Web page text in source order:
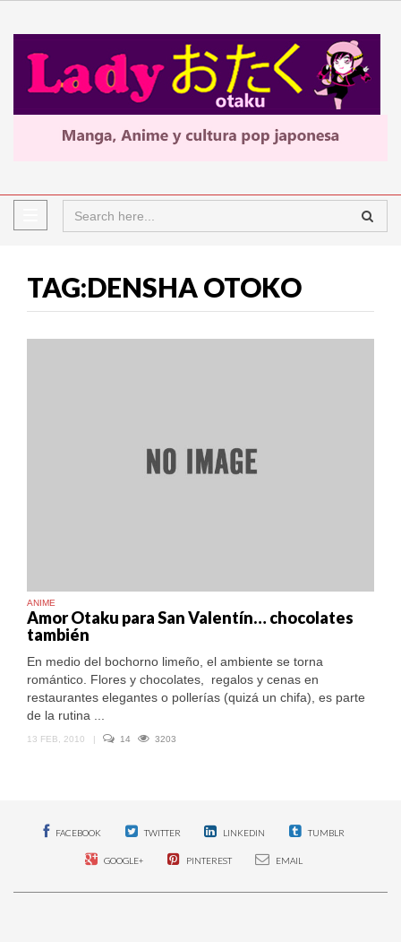
TAG:DENSHA OTOKO
ANIME
Amor Otaku para San Valentín… chocolates
también
En medio del bochorno limeño, el ambiente se torna
romántico. Flores y chocolates, regalos y cenas en
restaurantes elegantes o pollerías (quizá un chifa), es parte
de la rutina ...
13 FEB, 2010 | 14 3203
FACEBOOK TWITTER LINKEDIN TUMBLR
GOOGLE+ PINTEREST EMAIL